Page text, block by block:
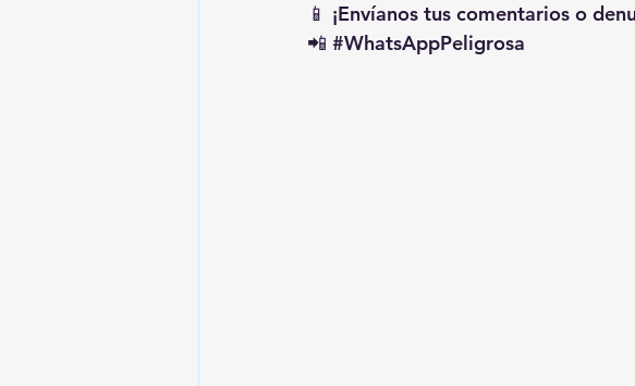
📱 ¡Envíanos tus comentarios o
📲 #WhatsAppPeligrosa